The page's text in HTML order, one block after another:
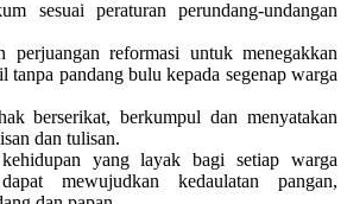
sesuai peraturan perundang-undangan
perjuangan reformasi untuk menegakkan
tanpa pandang bulu kepada segenap warga
berserikat, berkumpul dan menyatakan
dan tulisan.
yang layak bagi setiap warga
mewujudkan kedaulatan pangan,